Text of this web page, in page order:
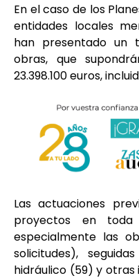
En el caso de los
entidades locales
han presentado un
obras, que
23.398.100 euros,
Las actuaciones
proyectos en toda
especialmente las
solicitudes),
hidráulico (59) y otras